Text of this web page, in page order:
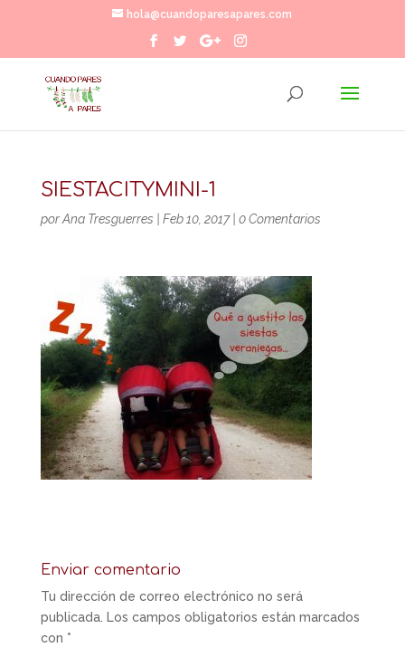
hola@cuandoparesapares.com
SIESTACITYMINI-1
porAna Tresguerres Feb 10, 2017| 0 Comentarios
Enviar comentario
Tu dirección de correo electrónico no será
publicada. Los campos obligatorios están marcados
con *